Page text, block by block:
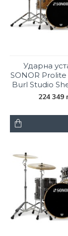
Ударна
SONOR
Burl Studio
224 349